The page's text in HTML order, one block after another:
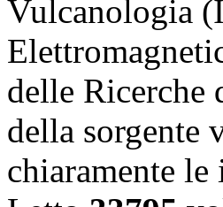
Vulcanologia
delle Ricerche
della sorgente
chiaramente